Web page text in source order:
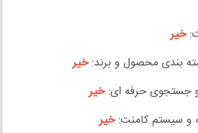
خیر
بندی محصول و برند:خیر
جستجوی حرفه ای:خیر
و سیستم کامنت:خیر